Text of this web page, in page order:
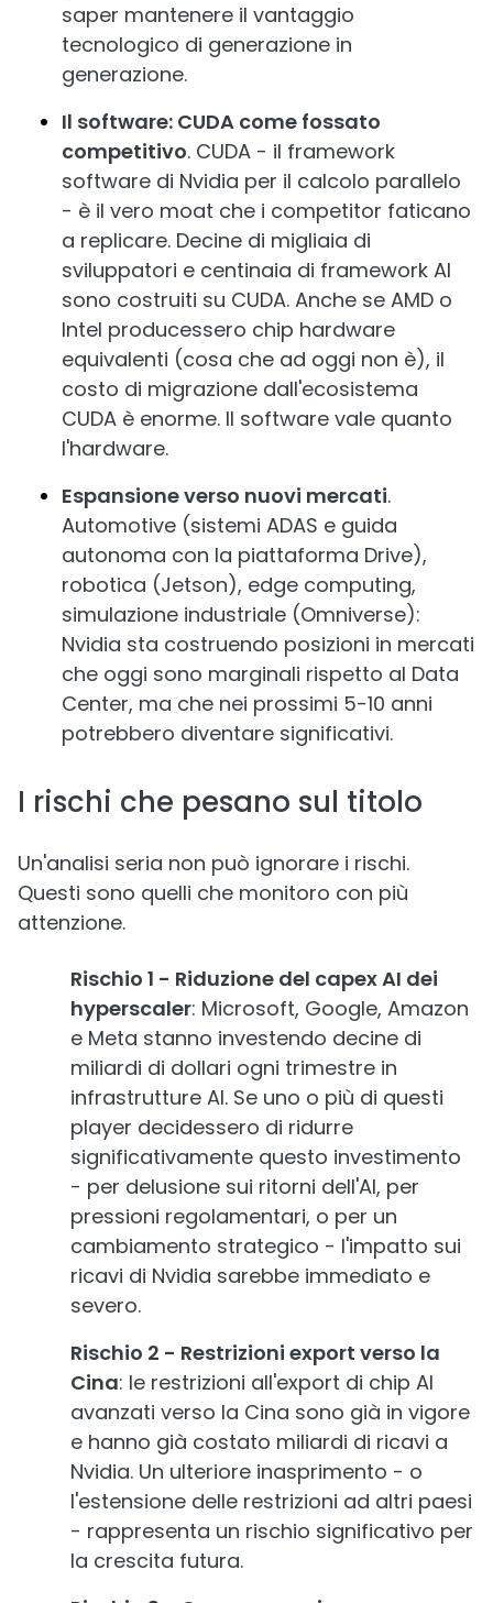
saper mantenere il vantaggio
tecnologico di generazione in
generazione.
Il software: CUDA come fossato
competitivo. CUDA - il framework
software di Nvidia per il calcolo parallelo
- è il vero moat che i competitor faticano
a replicare. Decine di migliaia di
sviluppatori e centinaia di framework AI
sono costruiti su CUDA. Anche se AMD o
Intel producessero chip hardware
equivalenti (cosa che ad oggi non è), il
costo di migrazione dall'ecosistema
CUDA è enorme. Il software vale quanto
l'hardware.
Espansione verso nuovi mercati.
Automotive (sistemi ADAS e guida
autonoma con la piattaforma Drive),
robotica (Jetson), edge computing,
simulazione industriale (Omniverse):
Nvidia sta costruendo posizioni in mercati
che oggi sono marginali rispetto al Data
Center, ma che nei prossimi 5-10 anni
potrebbero diventare significativi.
I rischi che pesano sul titolo
Un'analisi seria non può ignorare i rischi.
Questi sono quelli che monitoro con più
attenzione.
Rischio 1 - Riduzione del capex AI dei
hyperscaler: Microsoft, Google, Amazon
e Meta stanno investendo decine di
miliardi di dollari ogni trimestre in
infrastrutture AI. Se uno o più di questi
player decidessero di ridurre
significativamente questo investimento
- per delusione sui ritorni dell'AI, per
pressioni regolamentari, o per un
cambiamento strategico - l'impatto sui
ricavi di Nvidia sarebbe immediato e
severo.
Rischio 2 - Restrizioni export verso la
Cina: le restrizioni all'export di chip AI
avanzati verso la Cina sono già in vigore
e hanno già costato miliardi di ricavi a
Nvidia. Un ulteriore inasprimento - o
l'estensione delle restrizioni ad altri paesi
- rappresenta un rischio significativo per
la crescita futura.